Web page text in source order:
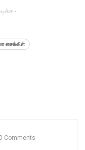
-
சைக்கிள்
0 Comments